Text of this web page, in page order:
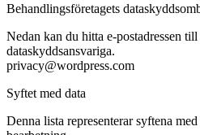
Behandlingsföretagets
Nedan kan du hitta e-postadressen
dataskyddsansvariga.
privacy@wordpress.com
Syftet med data
Denna lista representerar syftena